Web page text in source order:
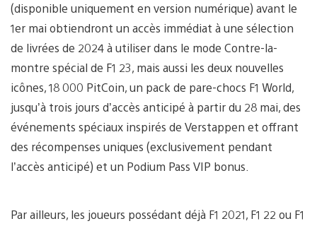
(disponible uniquement en version numérique) avant le
1er mai obtiendront un accès immédiat à une sélection
de livrées de 2024 à utiliser dans le mode Contre-la-
montre spécial de F1 23, mais aussi les deux nouvelles
icônes, 18 000 PitCoin, un pack de pare-chocs F1 World,
jusqu’à trois jours d’accès anticipé à partir du 28 mai, des
événements spéciaux inspirés de Verstappen et offrant
des récompenses uniques (exclusivement pendant
l’accès anticipé) et un Podium Pass VIP bonus.
Par ailleurs, les joueurs possédant déjà F1 2021, F1 22 ou F1